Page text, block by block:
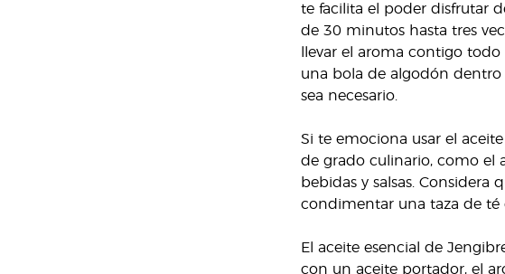
te facilita el poder disfrutar
de 30 minutos hasta tres
llevar el aroma contigo
una bola de algodón dentro
sea necesario.
Si te emociona usar el
de grado culinario, como el
bebidas y salsas.
condimentar una taza de té
El aceite esencial de
con un aceite portador, el